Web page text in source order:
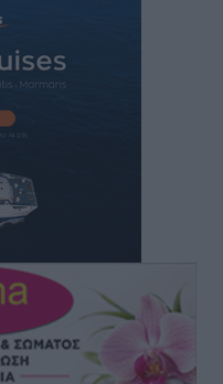
από τον Πειραιά
σταθμούς: Οι
και οι προθεσμίες